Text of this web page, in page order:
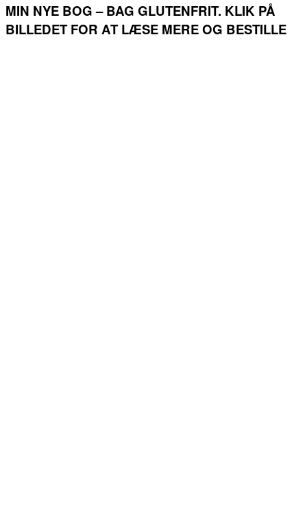
MIN NYE BOG – BAG GLUTENFRIT. KLIK PÅ
BILLEDET FOR AT LÆSE MERE OG BESTILLE